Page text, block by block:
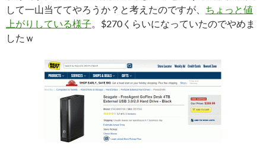
して一山当ててやろうか？と考えたのですが、 ちょっと値
上がりしている様子。$270くらいになっていたのでやめま
したｗ